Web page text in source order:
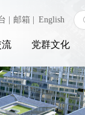
English
邮箱
流 党群文化